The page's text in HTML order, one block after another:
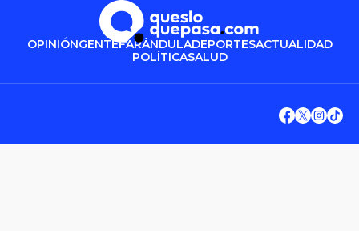
OPINIÓNGENTEFARÁNDULADEPORTESACTUALIDAD
POLÍTICASALUD